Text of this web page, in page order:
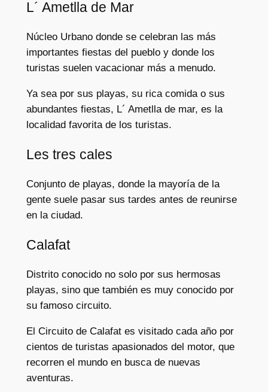
L´ Ametlla de Mar
Núcleo Urbano donde se celebran las más
importantes fiestas del pueblo y donde los
turistas suelen vacacionar más a menudo.
Ya sea por sus playas, su rica comida o sus
abundantes fiestas, L´ Ametlla de mar, es la
localidad favorita de los turistas.
Les tres cales
Conjunto de playas, donde la mayoría de la
gente suele pasar sus tardes antes de reunirse
en la ciudad.
Calafat
Distrito conocido no solo por sus hermosas
playas, sino que también es muy conocido por
su famoso circuito.
El Circuito de Calafat es visitado cada año por
cientos de turistas apasionados del motor, que
recorren el mundo en busca de nuevas
aventuras.